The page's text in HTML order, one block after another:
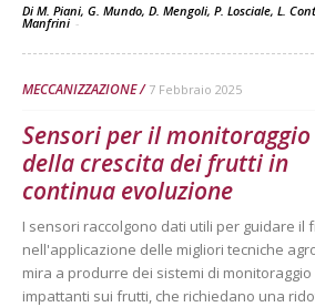
Di M. Piani, G. Mundo, D. Mengoli, P. Losciale, L.
Manfrini -
MECCANIZZAZIONE 7 Febbraio 2025
Sensori per il monitoraggio
della crescita dei frutti in
continua evoluzione
I sensori raccolgono dati utili per guidare il
nell'applicazione delle migliori tecniche
mira a produrre dei sistemi di
impattanti sui frutti, che richiedano una